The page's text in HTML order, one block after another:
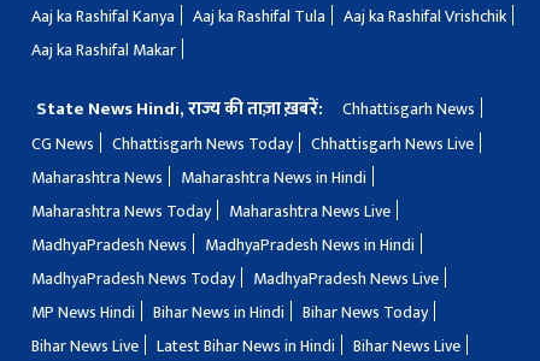
Aaj ka Rashifal Kanya
Aaj ka Rashifal Tula
Aaj ka Rashifal Vrishchik
Aaj ka Rashifal Makar
State News Hindi, राज्य की ताज़ा ख़बरें:
Chhattisgarh News
CG News
Chhattisgarh News Today
Chhattisgarh News Live
Maharashtra News
Maharashtra News in Hindi
Maharashtra News Today
Maharashtra News Live
MadhyaPradesh News
MadhyaPradesh News in Hindi
MadhyaPradesh News Today
MadhyaPradesh News Live
MP News Hindi
Bihar News in Hindi
Bihar News Today
Bihar News Live
Latest Bihar News in Hindi Bihar News Live